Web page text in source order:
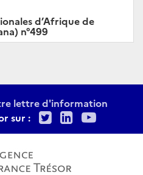
d’Afrique de
n°499
lettre d'information
sur :
TwitterLinkedIn